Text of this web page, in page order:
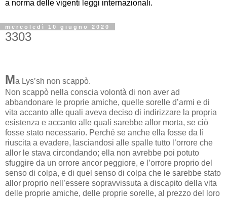
a norma delle vigenti leggi internazionali.
mercoledì 10 giugno 2020
3303
Ma Lys’sh non scappò.
Non scappò nella conscia volontà di non aver ad
abbandonare le proprie amiche, quelle sorelle d’armi e di
vita accanto alle quali aveva deciso di indirizzare la propria
esistenza e accanto alle quali sarebbe allor morta, se ciò
fosse stato necessario. Perché se anche ella fosse da lì
riuscita a evadere, lasciandosi alle spalle tutto l’orrore che
allor le stava circondando; ella non avrebbe poi potuto
sfuggire da un orrore ancor peggiore, e l’orrore proprio del
senso di colpa, e di quel senso di colpa che le sarebbe stato
allor proprio nell’essere sopravvissuta a discapito della vita
delle proprie amiche, delle proprie sorelle, al prezzo del loro